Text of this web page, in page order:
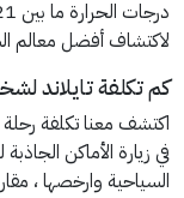
لاكتشاف أفضل معالم
كم تكلفة تايلاند
في زيارة الأماكن
السياحية وارخصها ،